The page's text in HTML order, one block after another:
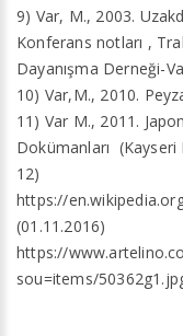
9) Var, M., 2003.
Konferans notları ,
Dayanışma Derneği-
10) Var,M., 2010.
11) Var M., 2011.
Dokümanları (Kayseri
12)
https://
(01.11.2016)
https://
sou=items/